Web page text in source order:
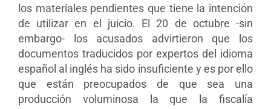
los materiales pendientes que tiene la intención
de utilizar en el juicio. El 20 de octubre -sin
embargo- los acusados advirtieron que los
documentos traducidos por expertos del idioma
español al inglés ha sido insuficiente y es por ello
que están preocupados de que sea una
producción voluminosa la que la fiscalía